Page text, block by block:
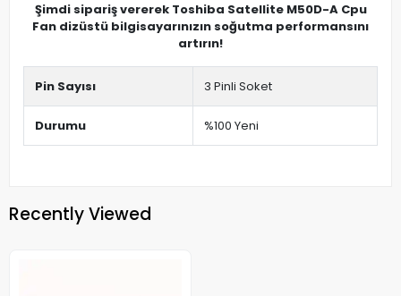
Şimdi sipariş vererek Toshiba Satellite M50D-A Cpu
Fan dizüstü bilgisayarınızın soğutma performansını
artırın!
Pin Sayısı 3 Pinli Soket
Durumu %100 Yeni
Recently Viewed